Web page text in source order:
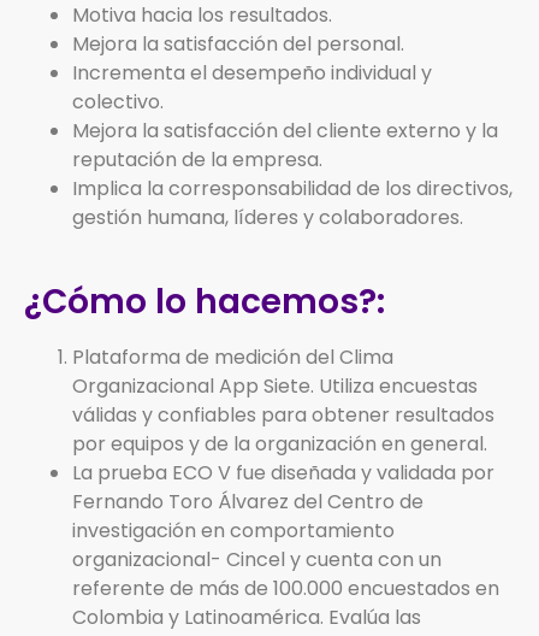
Motiva hacia los resultados.
Mejora la satisfacción del personal.
Incrementa el desempeño individual y
colectivo.
Mejora la satisfacción del cliente externo y la
reputación de la empresa.
Implica la corresponsabilidad de los directivos,
gestión humana, líderes y colaboradores.
¿Cómo lo hacemos?:
Plataforma de medición del Clima
Organizacional App Siete. Utiliza encuestas
válidas y confiables para obtener resultados
por equipos y de la organización en general.
La prueba ECO V fue diseñada y validada por
Fernando Toro Álvarez del Centro de
investigación en comportamiento
organizacional- Cincel y cuenta con un
referente de más de 100.000 encuestados en
Colombia y Latinoamérica. Evalúa las